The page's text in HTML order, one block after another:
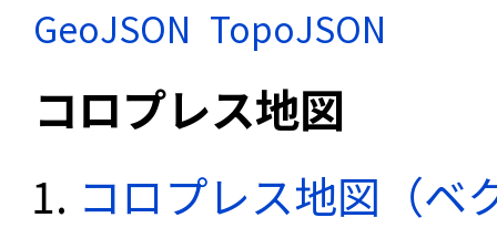
GeoJSON TopoJSON
コロプレス地図
コロプレス地図（ベ